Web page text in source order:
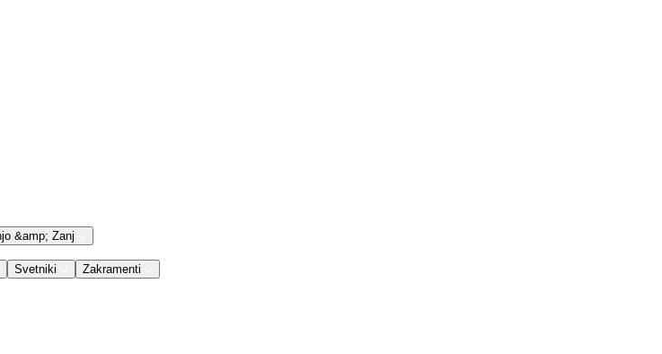
&amp; Zanj
Svetniki Zakramenti